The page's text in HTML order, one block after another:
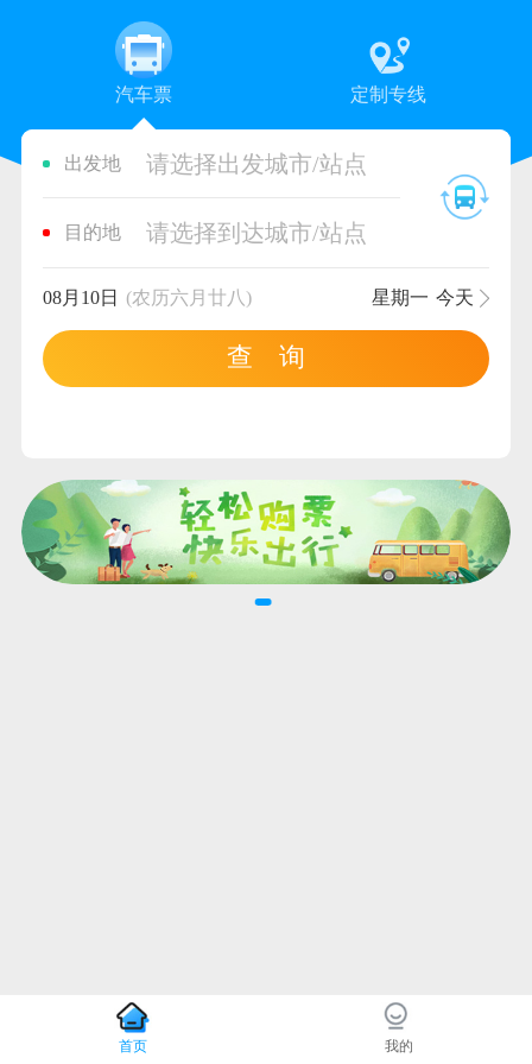
汽车票 定制专线
出发地 请选择出发城市/站点
目的地 请选择到达城市/站点
08月10日 (农历六月廿八) 星期一 今天
查 询
首页 我的